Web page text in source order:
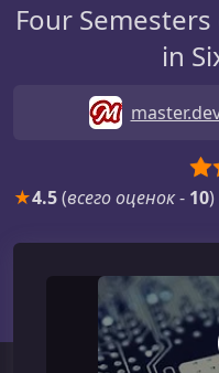
Four
in
★4.5(всего оценок- 10)